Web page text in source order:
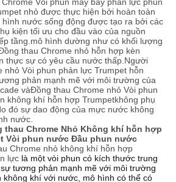
Vòi phun máy bay phản lực phun
nhỏđược thực hiện bởi hoàn toàn
hình nước sống động được tạo ra bởi các
kiện tối ưu cho đầu vào của nguồn
tầng.mô hình dường như có khối lượng
thau Chrome nhỏ hỗn hợp kèn
thực sự có yêu cầu nước thấp.Người
nhỏ Vòi phun phản lực Trumpet hỗn
phản mạnh mẽ với môi trường của
vàĐồng thau Chrome nhỏ Vòi phun
không khí hỗn hợp Trumpetkhông phụ
đó sự dao động của mực nước không
nước.
thau Chrome Nhỏ Không khí hỗn hợp
Vòi phun nước Đầu phun nước
Chrome nhỏ không khí hỗn hợp
lực là một vòi phun có kích thước trung
tương phản mạnh mẽ với môi trường
không khí với nước, mô hình có thể có